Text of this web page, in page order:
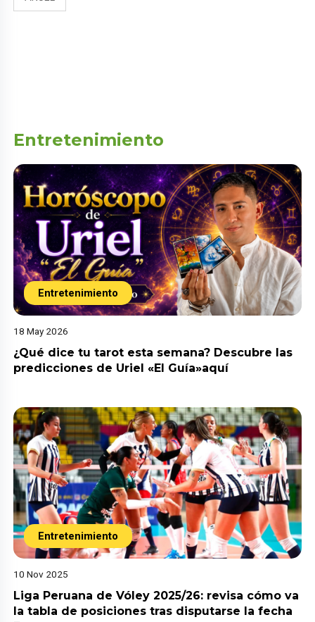
Entretenimiento
Entretenimiento
18 May 2026
¿Qué dice tu tarot esta semana? Descubre las
predicciones de Uriel «El Guía»aquí
Entretenimiento
10 Nov 2025
Liga Peruana de Vóley 2025/26: revisa cómo va
la tabla de posiciones tras disputarse la fecha